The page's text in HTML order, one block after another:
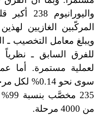
ويبلغ معامل التخصيب ـ
لعملية مستمرة. أما
سوى نحو
من 4000 مرحلة.